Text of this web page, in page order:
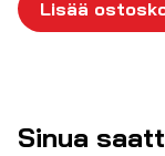
Lisää
Sinua